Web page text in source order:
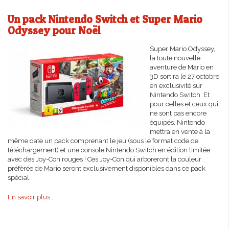
Un pack Nintendo Switch et Super Mario
Odyssey pour Noël
Super Mario Odyssey,
la toute nouvelle
aventure de Mario en
3D sortira le 27 octobre
en exclusivité sur
Nintendo Switch. Et
pour celles et ceux qui
ne sont pas encore
équipés, Nintendo
mettra en vente à la
même date un pack comprenant le jeu (sous le format code de
téléchargement) et une console Nintendo Switch en édition limitée
avec des Joy-Con rouges ! Ces Joy-Con qui arboreront la couleur
préférée de Mario seront exclusivement disponibles dans ce pack
spécial.
En savoir plus...